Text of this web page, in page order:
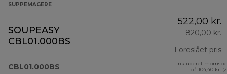
SUPPEMAGERE
SOUPEASY
CBL01.000BS
CBL01.000BS
522,00 kr.
820,00 kr.
Foreslået pris
Inkluderet
på 104,40 kr.